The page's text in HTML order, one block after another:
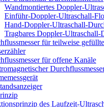
Wandmontiertes Doppler-
Einführ-Doppler-Ultraschall-
Hand-Doppler-Ultraschall-
Tragbares Doppler-Ultraschall-
für teilweise
für offene Kanäle
des Laufzeit-